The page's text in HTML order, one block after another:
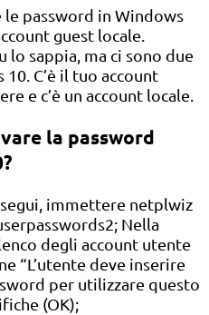
password in Windows
guest locale.
sappia, ma ci sono due
C’è il tuo account
e c’è un account locale.
la password
immettere netplwiz
Nella
degli account utente
“L’utente deve inserire
per utilizzare questo
(OK);